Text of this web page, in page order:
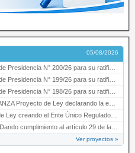
05/08/2026
N° 200/26 para su ratificación.
N° 199/26 para su ratificación.
N° 198/26 para su ratificación.
de Ley declarando la esencialidad del servicio educativ…
el Ente Único Regulador de servicios públicos de la …
al artículo 29 de la Ley provincial N° 1399…
Ver proyectos »